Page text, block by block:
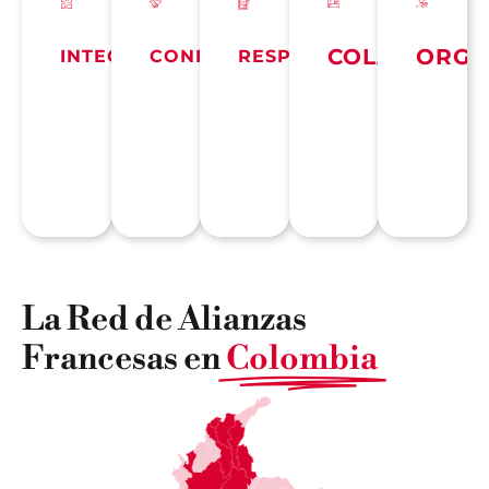
INTEGRIDADCONFIANZARESPONSABILIDAD
La Red de Alianzas
Francesas enColombia